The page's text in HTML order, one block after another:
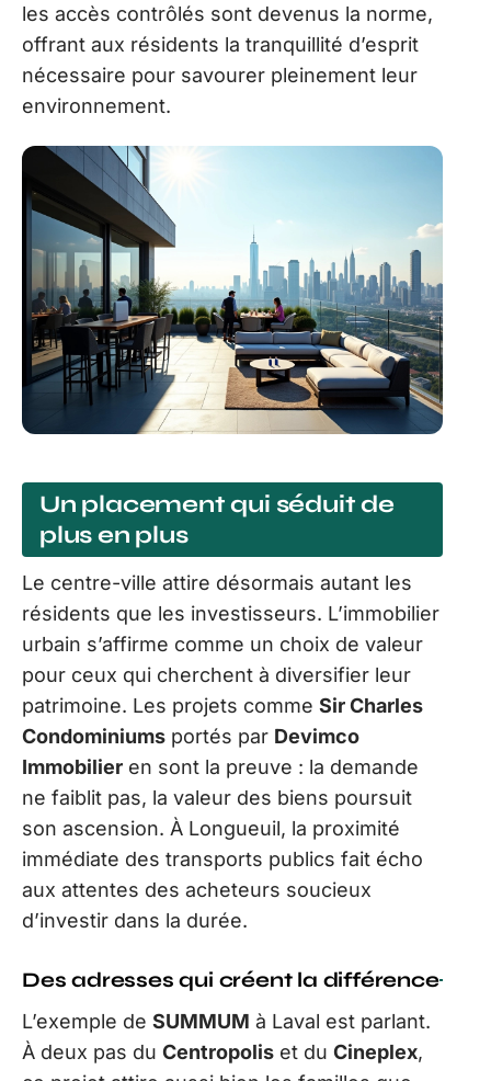
les accès contrôlés sont devenus la norme,
offrant aux résidents la tranquillité d’esprit
nécessaire pour savourer pleinement leur
environnement.
Un placement qui séduit de
plus en plus
Le centre-ville attire désormais autant les
résidents que les investisseurs. L’immobilier
urbain s’affirme comme un choix de valeur
pour ceux qui cherchent à diversifier leur
patrimoine. Les projets comme Sir Charles
Condominiums portés par Devimco
Immobilier en sont la preuve : la demande
ne faiblit pas, la valeur des biens poursuit
son ascension. À Longueuil, la proximité
immédiate des transports publics fait écho
aux attentes des acheteurs soucieux
d’investir dans la durée.
Des adresses qui créent la différence
L’exemple de SUMMUM à Laval est parlant.
À deux pas du Centropolis et du Cineplex,